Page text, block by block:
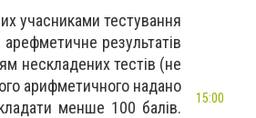
учасниками тестування
результатів
нескладених тестів (не
арифметичного надано
менше 100 балів.
15:00